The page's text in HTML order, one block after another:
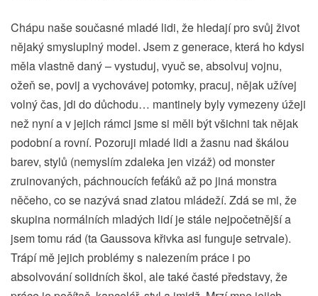
Chápu naše současné mladé lidi, že hledají pro svůj život
nějaký smysluplný model. Jsem z generace, která ho kdysi
měla vlastně daný – vystuduj, vyuč se, absolvuj vojnu,
ožeň se, povij a vychovávej potomky, pracuj, nějak užívej
volný čas, jdi do důchodu… mantinely byly vymezeny úžeji
než nyní a v jejich rámci jsme si měli být všichni tak nějak
podobní a rovní. Pozoruji mladé lidi a žasnu nad škálou
barev, stylů (nemyslím zdaleka jen vizáž) od monster
zruinovaných, páchnoucích feťáků až po jiná monstra
něčeho, co se nazývá snad zlatou mládeží. Zdá se mi, že
skupina normálních mladých lidí je stále nejpočetnější a
jsem tomu rád (ta Gaussova křivka asi funguje setrvale).
Trápí mě jejich problémy s nalezením práce i po
absolvování solidních škol, ale také časté představy, že